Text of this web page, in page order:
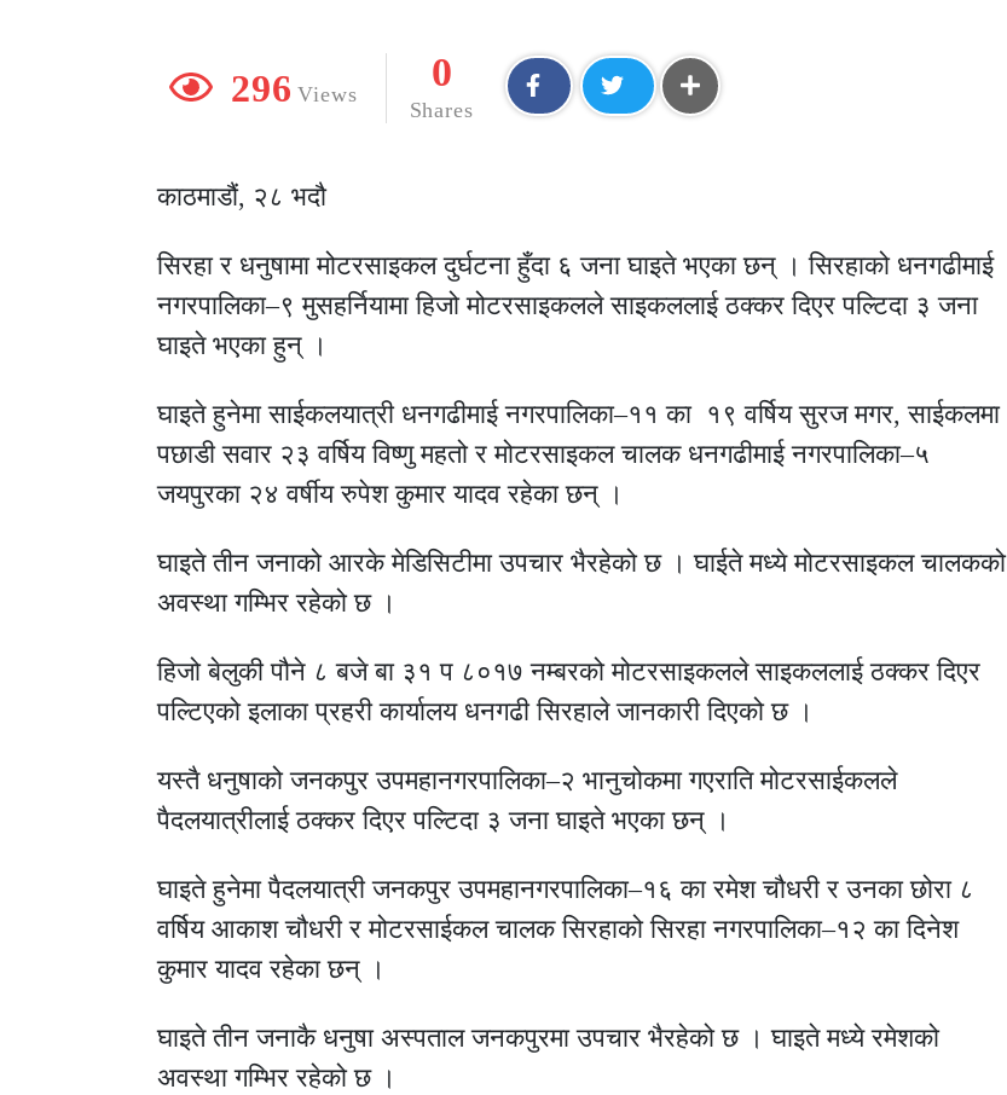
296 Views
0
Shares
काठमाडौं, २८ भदौ
सिरहा र धनुषामा मोटरसाइकल दुर्घटना हुँदा ६ जना घाइते भएका छन् । सिरहाको धनगढीमाई
नगरपालिका–९ मुसहर्नियामा हिजो मोटरसाइकलले साइकललाई ठक्कर दिएर पल्टिदा ३ जना
घाइते भएका हुन् ।
घाइते हुनेमा साईकलयात्री धनगढीमाई नगरपालिका–११ का १९ वर्षिय सुरज मगर, साईकलमा
पछाडी सवार २३ वर्षिय विष्णु महतो र मोटरसाइकल चालक धनगढीमाई नगरपालिका–५
जयपुरका २४ वर्षीय रुपेश कुमार यादव रहेका छन् ।
घाइते तीन जनाको आरके मेडिसिटीमा उपचार भैरहेको छ । घाईते मध्ये मोटरसाइकल चालकको
अवस्था गम्भिर रहेको छ ।
हिजो बेलुकी पौने ८ बजे बा ३१ प ८०१७ नम्बरको मोटरसाइकलले साइकललाई ठक्कर दिएर
पल्टिएको इलाका प्रहरी कार्यालय धनगढी सिरहाले जानकारी दिएको छ ।
यस्तै धनुषाको जनकपुर उपमहानगरपालिका–२ भानुचोकमा गएराति मोटरसाईकलले
पैदलयात्रीलाई ठक्कर दिएर पल्टिदा ३ जना घाइते भएका छन् ।
घाइते हुनेमा पैदलयात्री जनकपुर उपमहानगरपालिका–१६ का रमेश चौधरी र उनका छोरा ८
वर्षिय आकाश चौधरी र मोटरसाईकल चालक सिरहाको सिरहा नगरपालिका–१२ का दिनेश
कुमार यादव रहेका छन् ।
घाइते तीन जनाकै धनुषा अस्पताल जनकपुरमा उपचार भैरहेको छ । घाइते मध्ये रमेशको
अवस्था गम्भिर रहेको छ ।